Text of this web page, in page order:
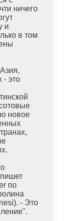
ничего
и
в том
- это
новое
по
- Это